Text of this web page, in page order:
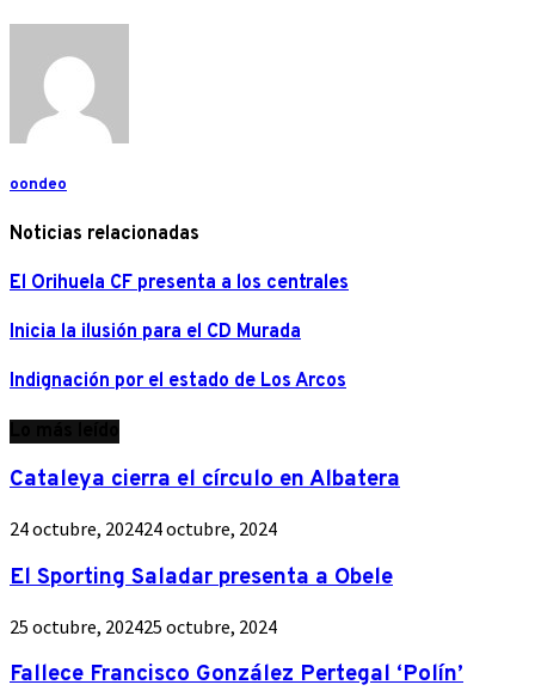
oondeo
Noticias relacionadas
El Orihuela CF presenta a los centrales
Inicia la ilusión para el CD Murada
Indignación por el estado de Los Arcos
Cataleya cierra el círculo en Albatera
24 octubre, 202424 octubre, 2024
El Sporting Saladar presenta a Obele
25 octubre, 202425 octubre, 2024
Fallece Francisco González Pertegal ‘Polín’